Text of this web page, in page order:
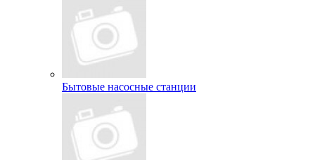
Бытовые насосные станции